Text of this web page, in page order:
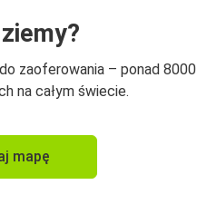
zaoferowania – ponad 8000
na całym świecie.
mapę